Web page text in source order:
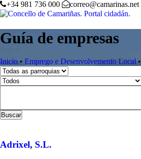
+34 981 736 000 correo@camarinas.net
Guía de empresas
Inicio • Emprego e Desenvolvemento Local •
Buscar
Adrixel, S.L.